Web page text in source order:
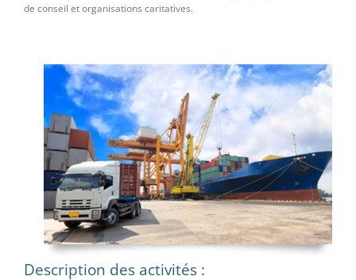
de conseil et organisations caritatives.
Description des activités :